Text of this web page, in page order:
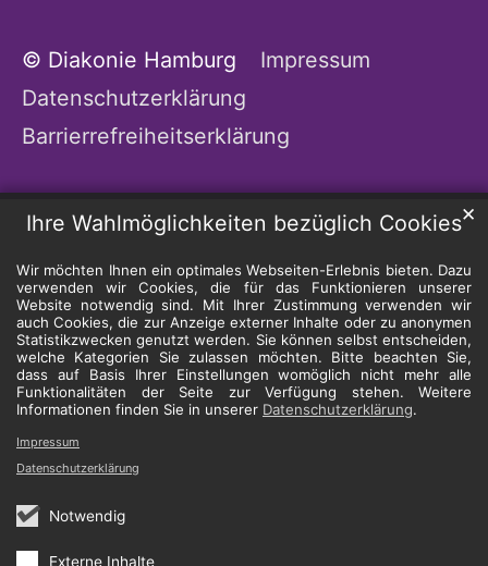
Ihre Wahlmöglichkeiten bezüglich Cookies
Wir möchten Ihnen ein optimales Webseiten-Erlebnis bieten. Dazu
verwenden wir Cookies, die für das Funktionieren unserer
Website notwendig sind. Mit Ihrer Zustimmung verwenden wir
auch Cookies, die zur Anzeige externer Inhalte oder zu anonymen
Statistikzwecken genutzt werden. Sie können selbst entscheiden,
welche Kategorien Sie zulassen möchten. Bitte beachten Sie,
dass auf Basis Ihrer Einstellungen womöglich nicht mehr alle
Funktionalitäten der Seite zur Verfügung stehen. Weitere
Informationen finden Sie in unserer Datenschutzerklärung.
Notwendig
Externe Inhalte
✕
Impressum
Datenschutzerklärung
© Diakonie Hamburg
Impressum
Datenschutzerklärung
Barrierrefreiheitserklärung